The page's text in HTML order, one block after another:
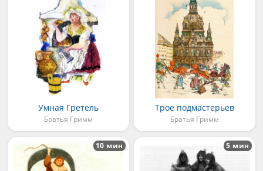
Умная Гретель
Братья Гримм
Трое подмастерьев
Братья Гримм
10 мин 5 мин